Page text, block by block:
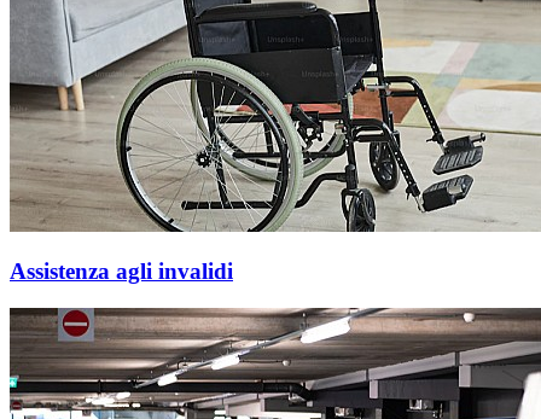
Assistenza agli invalidi